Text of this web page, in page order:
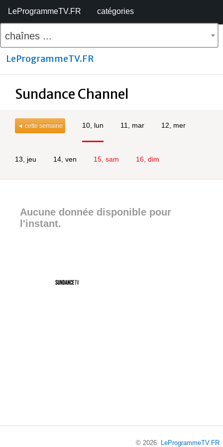
LeProgrammeTV.FR catégories
chaînes ...
LeProgrammeTV.FR
Sundance Channel
◄ cette semaine 10, lun 11, mar 12, mer
13, jeu 14, ven 15, sam 16, dim
Aucune donnée disponible pour
l'instant.
© 2026 LeProgrammeTV.FR